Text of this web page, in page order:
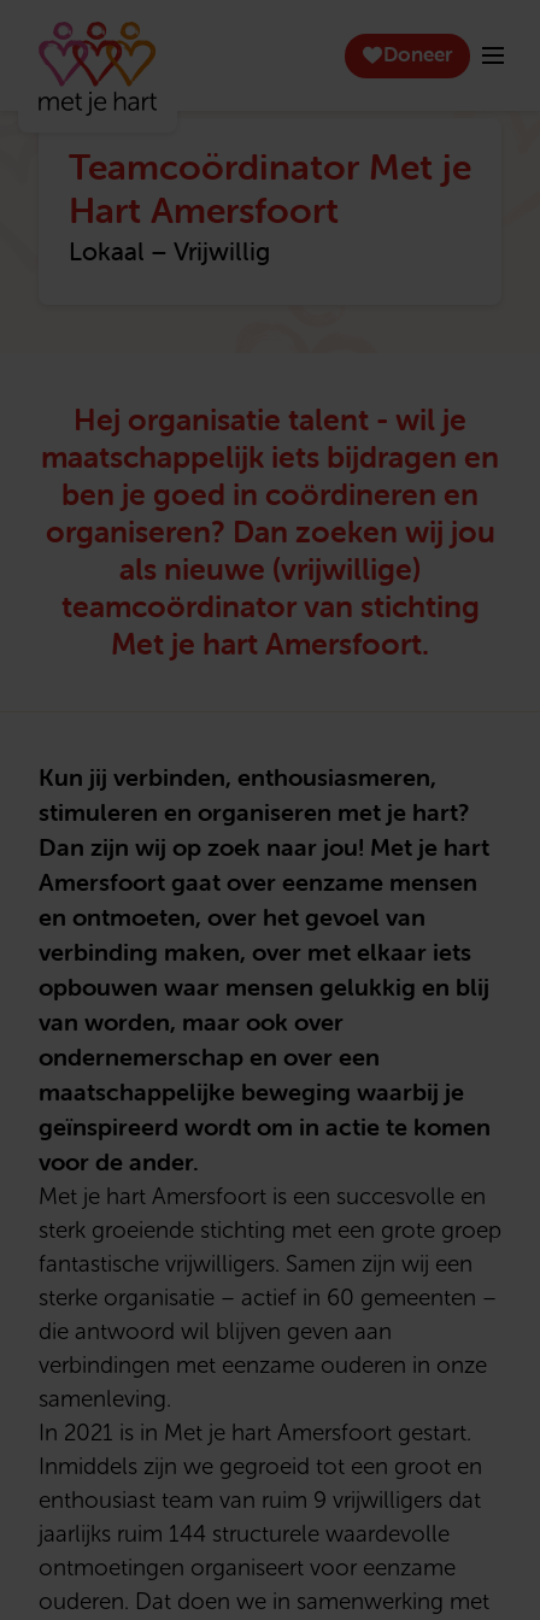
Doneer
Teamcoördinator Met je
Hart Amersfoort
Lokaal – Vrijwillig
Hej organisatie talent - wil je
maatschappelijk iets bijdragen en
ben je goed in coördineren en
organiseren? Dan zoeken wij jou
als nieuwe (vrijwillige)
teamcoördinator van stichting
Met je hart Amersfoort.
Kun jij verbinden, enthousiasmeren,
stimuleren en organiseren met je hart?
Dan zijn wij op zoek naar jou! Met je hart
Amersfoort gaat over eenzame mensen
en ontmoeten, over het gevoel van
verbinding maken, over met elkaar iets
opbouwen waar mensen gelukkig en blij
van worden, maar ook over
ondernemerschap en over een
maatschappelijke beweging waarbij je
geïnspireerd wordt om in actie te komen
voor de ander.
Met je hart Amersfoort is een succesvolle en
sterk groeiende stichting met een grote groep
fantastische vrijwilligers. Samen zijn wij een
sterke organisatie – actief in 60 gemeenten –
die antwoord wil blijven geven aan
verbindingen met eenzame ouderen in onze
samenleving.
In 2021 is in Met je hart Amersfoort gestart.
Inmiddels zijn we gegroeid tot een groot en
enthousiast team van ruim 9 vrijwilligers dat
jaarlijks ruim 144 structurele waardevolle
ontmoetingen organiseert voor eenzame
ouderen. Dat doen we in samenwerking met